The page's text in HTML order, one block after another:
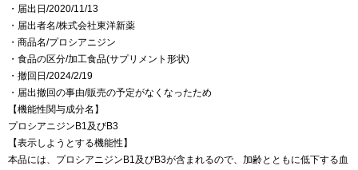
・届出日/2020/11/13
・届出者名/株式会社東洋新薬
・商品名/プロシアニジン
・食品の区分/加工食品(サプリメント形状)
・撤回日/2024/2/19
・届出撤回の事由/販売の予定がなくなったため
【機能性関与成分名】
プロシアニジンB1及びB3
【表示しようとする機能性】
本品には、プロシアニジンB1及びB3が含まれるので、加齢とともに低下する血